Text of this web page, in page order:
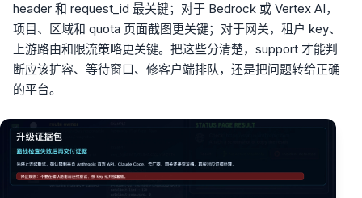
header 和 request_id 最关键；对于 Bedrock 或 Vertex AI，
项目、区域和 quota 页面截图更关键；对于网关，租户 key、
上游路由和限流策略更关键。把这些分清楚，support 才能判
断应该扩容、等待窗口、修客户端排队，还是把问题转给正确
的平台。